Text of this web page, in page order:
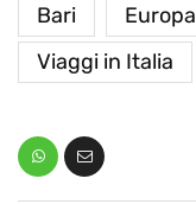
Bari Europa
Viaggi in Italia